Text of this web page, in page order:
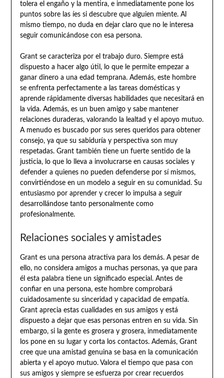
tolera el engaño y la mentira, e inmediatamente pone los
puntos sobre las íes si descubre que alguien miente. Al
mismo tiempo, no duda en dejar claro que no le interesa
seguir comunicándose con esa persona.
Grant se caracteriza por el trabajo duro. Siempre está
dispuesto a hacer algo útil, lo que le permite empezar a
ganar dinero a una edad temprana. Además, este hombre
se enfrenta perfectamente a las tareas domésticas y
aprende rápidamente diversas habilidades que necesitará en
la vida. Además, es un buen amigo y sabe mantener
relaciones duraderas, valorando la lealtad y el apoyo mutuo.
A menudo es buscado por sus seres queridos para obtener
consejo, ya que su sabiduría y perspectiva son muy
respetadas. Grant también tiene un fuerte sentido de la
justicia, lo que lo lleva a involucrarse en causas sociales y
defender a quienes no pueden defenderse por sí mismos,
convirtiéndose en un modelo a seguir en su comunidad. Su
entusiasmo por aprender y crecer lo impulsa a seguir
desarrollándose tanto personalmente como
profesionalmente.
Relaciones sociales y amistades
Grant es una persona atractiva para los demás. A pesar de
ello, no considera amigos a muchas personas, ya que para
él esta palabra tiene un significado especial. Antes de
confiar en una persona, este hombre comprobará
cuidadosamente su sinceridad y capacidad de empatía.
Grant aprecia estas cualidades en sus amigos y está
dispuesto a dejar que esas personas entren en su vida. Sin
embargo, si la gente es grosera y grosera, inmediatamente
los pone en su lugar y corta los contactos. Además, Grant
cree que una amistad genuina se basa en la comunicación
abierta y el apoyo mutuo. Valora el tiempo que pasa con
sus amigos y siempre se esfuerza por crear recuerdos